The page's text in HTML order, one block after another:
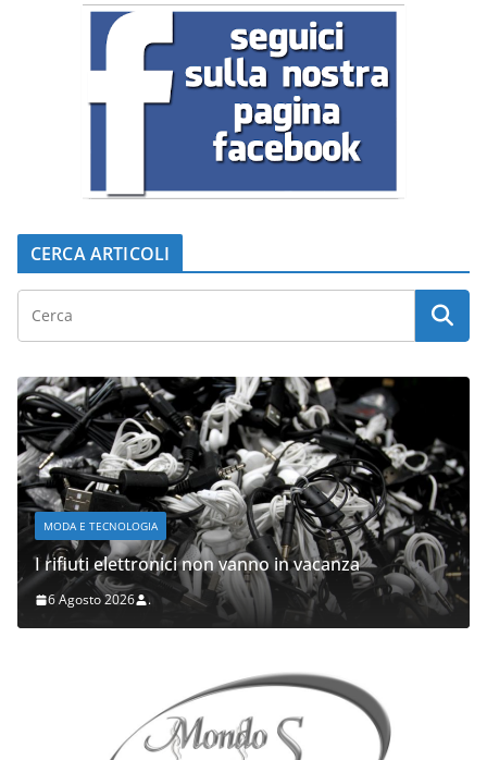
CERCA ARTICOLI
MODA E TECNOLOGIA
I rifiuti elettronici non vanno in vacanza
6 Agosto 2026 .